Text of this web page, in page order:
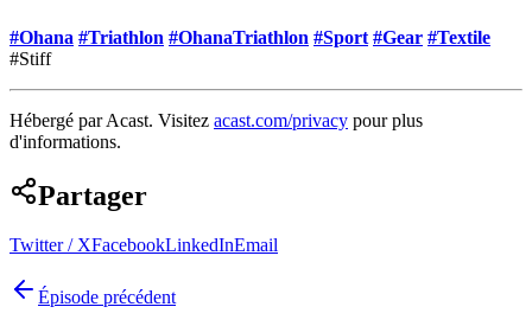
#Ohana #Triathlon #OhanaTriathlon #Sport #Gear #Textile
#Stiff
Hébergé par Acast. Visitez acast.com/privacy pour plus
d'informations.
Partager
Twitter / XFacebookLinkedInEmail
Épisode précédent